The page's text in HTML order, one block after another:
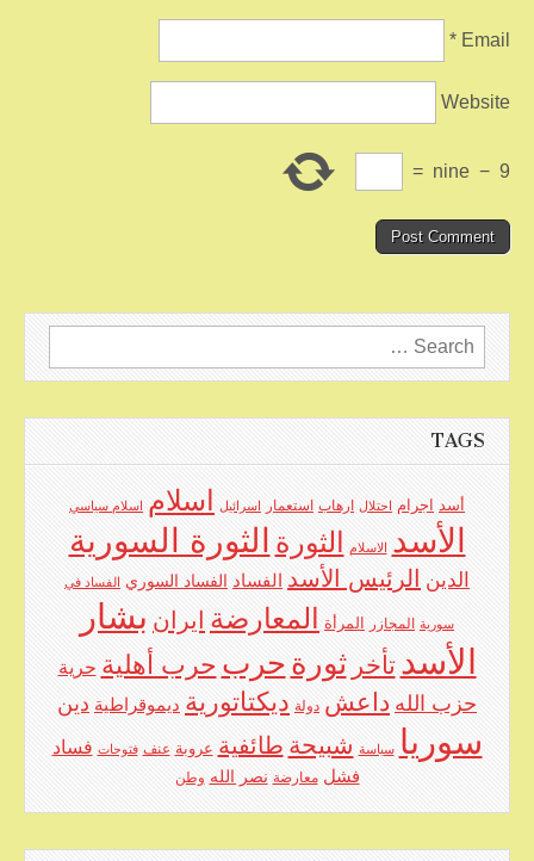
Email
*
Website
9
−
nine
=
Search
for:
TAGS
أسد اجرام احتلال ارهاب استعمار اسرائيل اسلام اسلام سياسي
الأسد الاسلام الثورة الثورة السورية
الدين الرئيس الأسد الفساد الفساد السوري الفساد في
سورية المجازر المرأة المعارضة ايران بشار
الأسد تأخر ثورة حرب حرب أهلية حرية
حزب الله داعش دولة ديكتاتورية ديموقراطية دين
سوريا سياسة شبيحة طائفية عروبة عنف فتوحات فساد
فشل معارضة نصر الله وطن